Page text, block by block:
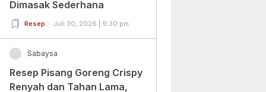
Dimasak Sederhana
Resep Juli 30, 2026 | 9:30 pm
Sabaysa
Resep Pisang Goreng Crispy
Renyah dan Tahan Lama,